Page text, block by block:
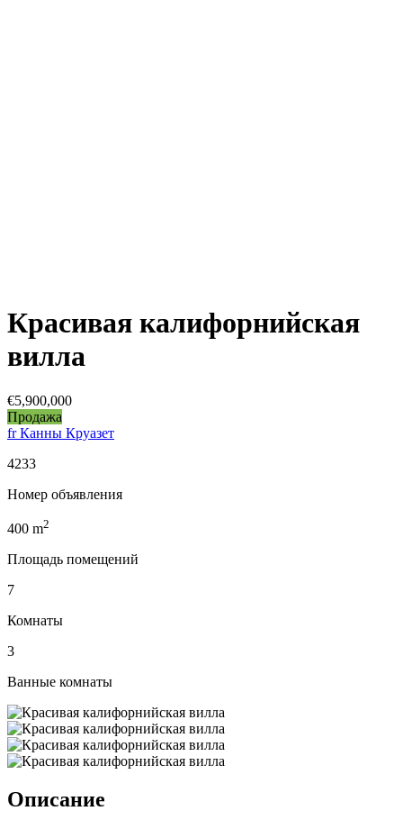
Красивая калифорнийская
вилла
€5,900,000
Продажа
fr Канны Круазет
4233
Номер объявления
400 m2
Площадь помещений
7
Комнаты
3
Ванные комнаты
Описание